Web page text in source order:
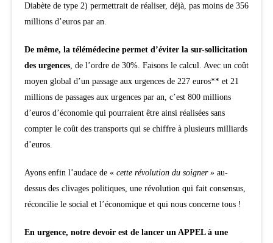
Diabète de type 2) permettrait de réaliser, déjà, pas moins de 356
millions d’euros par an.
De même, la télémédecine permet d’éviter la sur-sollicitation
des urgences, de l’ordre de 30%. Faisons le calcul. Avec un coût
moyen global d’un passage aux urgences de 227 euros** et 21
millions de passages aux urgences par an, c’est 800 millions
d’euros d’économie qui pourraient être ainsi réalisées sans
compter le coût des transports qui se chiffre à plusieurs milliards
d’euros.
Ayons enfin l’audace de « cette révolution du soigner» au-
dessus des clivages politiques, une révolution qui fait consensus,
réconcilie le social et l’économique et qui nous concerne tous !
En urgence, notre devoir est de lancer un APPEL à une